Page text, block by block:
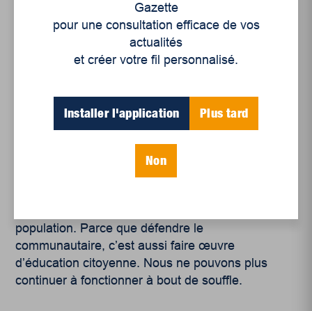
Québec où les services de proximité disparaissent
peu à peu ?
La grève est un moyen de déranger, oui. Mais elle
sans le milieu communautaire.
Et il est important de rappeler que la mobilisation
et l’éducation populaire font aussi partie intégrante
de notre mission. Pendant ces deux semaines,
population. Parce que défendre le
communautaire, c’est aussi faire œuvre
d’éducation citoyenne. Nous ne pouvons plus
continuer à fonctionner à bout de souffle.
Gazette
pour une consultation efficace de vos
actualités
et créer votre fil personnalisé.
Installer l'application Plus tard
Non